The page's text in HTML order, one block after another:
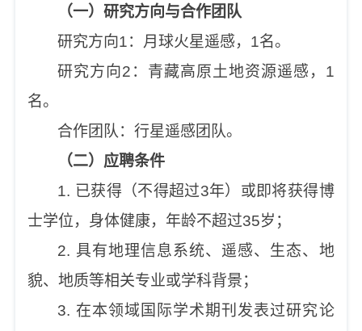
（一）研究方向与合作团队
研究方向1：月球火星遥感，1名。
研究方向2：青藏高原土地资源遥感，1
名。
合作团队：行星遥感团队。
（二）应聘条件
1. 已获得（不得超过3年）或即将获得博
士学位，身体健康，年龄不超过35岁；
2. 具有地理信息系统、遥感、生态、地
貌、地质等相关专业或学科背景；
3. 在本领域国际学术期刊发表过研究论